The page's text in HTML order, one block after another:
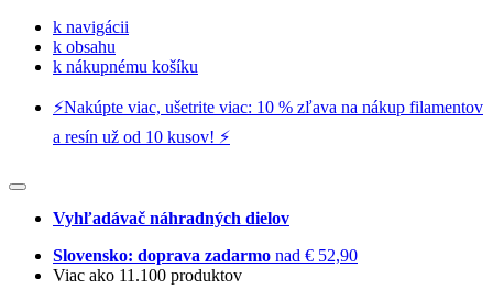
k navigácii
k obsahu
k nákupnému košíku
⚡️Nakúpte viac, ušetrite viac: 10 % zľava na nákup filamentov
a resín už od 10 kusov! ⚡️
Vyhľadávač náhradných dielov
Slovensko: doprava zadarmo nad € 52,90
Viac ako 11.100 produktov